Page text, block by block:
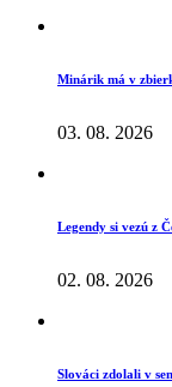
Minárik má v
03. 08. 2026
Legendy si vezú z
02. 08. 2026
Slováci zdolali v